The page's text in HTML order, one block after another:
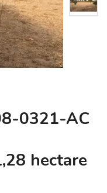
0321-AC
hectare